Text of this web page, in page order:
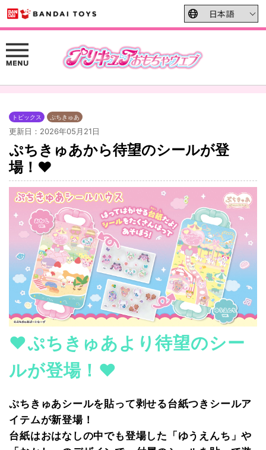
更新日：2026年05月21日
トピックス ぷちきゅあ
ぷちきゅあから待望のシールが登
場！❤
♥ぷちきゅあより待望のシー
ルが登場！♥
ぷちきゅあシールを貼って剥せる台紙つきシールア
イテムが新登場！
台紙はおはなしの中でも登場した「ゆうえんち」や